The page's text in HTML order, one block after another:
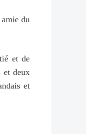
du
et de
et deux
et